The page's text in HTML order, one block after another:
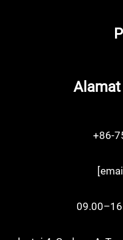
Alamat
+86-